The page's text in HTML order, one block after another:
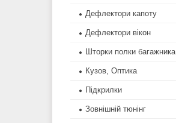
Дефлектори капоту
Дефлектори вікон
Шторки полки багажника
Кузов, Оптика
Підкрилки
Зовнішній тюнінг